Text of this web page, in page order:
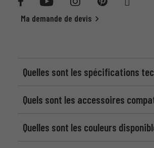
Ma demande de devis
Quelles sont les spécifications
Quels sont les accessoires
Quelles sont les couleurs